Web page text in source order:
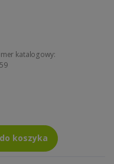
katalogowy:
koszyka